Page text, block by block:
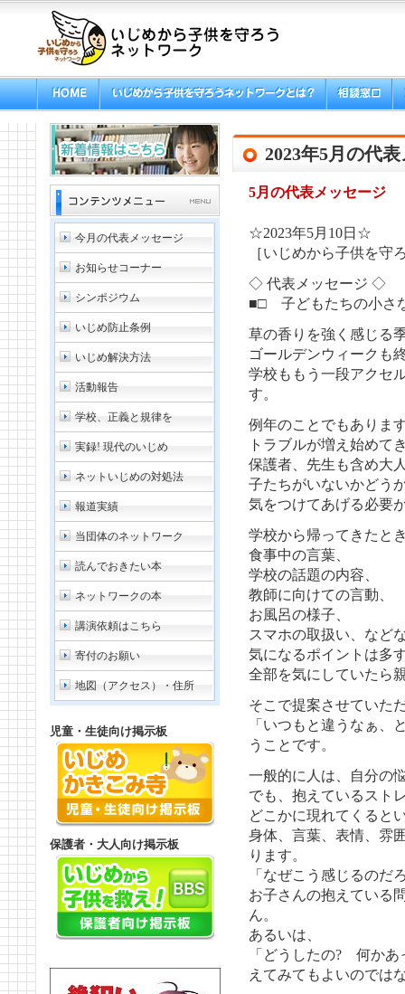
今月の代表メッセージ
お知らせコーナー
シンポジウム
いじめ防止条例
いじめ解決方法
活動報告
学校、正義と規律を
実録! 現代のいじめ
ネットいじめの対処法
報道実績
当団体のネットワーク
読んでおきたい本
ネットワークの本
講演依頼はこちら
寄付のお願い
地図（アクセス）・住所
児童・生徒向け掲示板
保護者・大人向け掲示板
2023年5月の代
5月の代表メッセージ
☆2023年5月10日☆
［いじめから子供を守
◇ 代表メッセージ ◇
■□ 子どもたちの小さ
草の香りを強く感じる
ゴールデンウィークも
学校ももう一段アクセ
す。
例年のことでもありま
トラブルが増え始めて
保護者、先生も含め大
子たちがいないかどう
気をつけてあげる必要
学校から帰ってきたと
食事中の言葉、
学校の話題の内容、
教師に向けての言動、
お風呂の様子、
スマホの取扱い、など
気になるポイントは多
全部を気にしていたら
そこで提案させていた
「いつもと違うなぁ、
うことです。
一般的に人は、自分の
でも、抱えているスト
どこかに現れてくると
身体、言葉、表情、雰
ります。
「なぜこう感じるのだ
お子さんの抱えている
ん。
あるいは、
「どうしたの? 何かあ
えてみてもよいのでは